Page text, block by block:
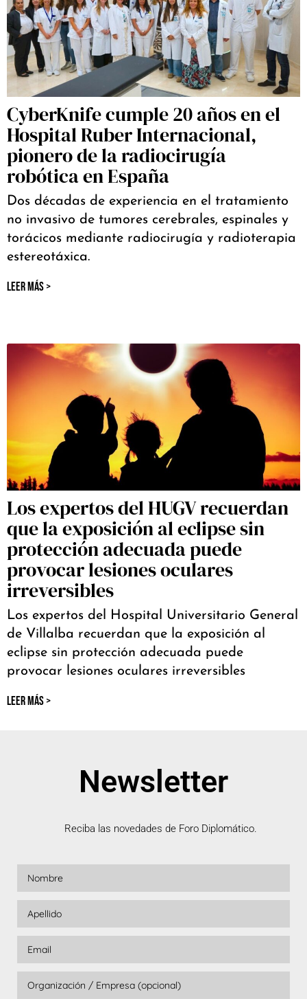
CyberKnife cumple 20 años en el
Hospital Ruber Internacional,
pionero de la radiocirugía
robótica en España
Dos décadas de experiencia en el tratamiento
no invasivo de tumores cerebrales, espinales y
torácicos mediante radiocirugía y radioterapia
estereotáxica.
LEER MÁS >
Los expertos del HUGV recuerdan
que la exposición al eclipse sin
protección adecuada puede
provocar lesiones oculares
irreversibles
Los expertos del Hospital Universitario General
de Villalba recuerdan que la exposición al
eclipse sin protección adecuada puede
provocar lesiones oculares irreversibles
LEER MÁS >
Newsletter
Reciba las novedades de Foro Diplomático.